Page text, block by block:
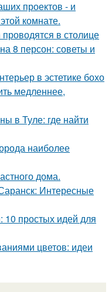
проектов - и
комнате.
в столице
8 персон: советы и
в эстетике бохо
медленнее,
в Туле: где найти
наиболее
дома.
Интересные
10 простых идей для
цветов: идеи